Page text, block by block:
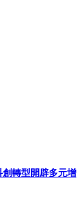
創轉型開辟多元增